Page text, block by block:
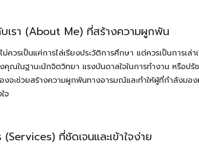
เรา (About Me) ที่สร้างความผูกพัน
ควรเป็นแค่การไล่เรียงประวัติการศึกษา แต่ควรเป็นการเล่
คุณในฐานะนักจิตวิทยา แรงบันดาลใจในการทำงาน หรือป
องจะช่วยสร้างความผูกพันทางอารมณ์และทำให้ผู้ที่กำลังม
จ
ที่ชัดเจนและเข้าใจง่าย